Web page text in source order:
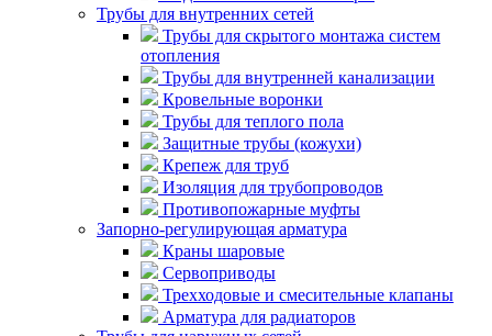
Трубы для внутренних сетей
Трубы для скрытого монтажа систем
отопления
Трубы для внутренней канализации
Кровельные воронки
Трубы для теплого пола
Защитные трубы (кожухи)
Крепеж для труб
Изоляция для трубопроводов
Противопожарные муфты
Запорно-регулирующая арматура
Краны шаровые
Сервоприводы
Трехходовые и смесительные клапаны
Арматура для радиаторов